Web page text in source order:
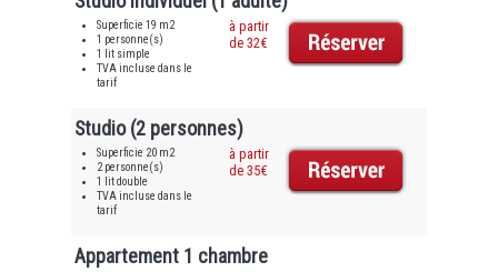
Superficie 19 m2
1 personne(s)
1 lit simple
TVA incluse dans le
tarif
à partir
de 32€
Studio (2 personnes)
Superficie 20 m2
2 personne(s)
1 lit double
TVA incluse dans le
tarif
à partir
de 35€
Appartement 1 chambre